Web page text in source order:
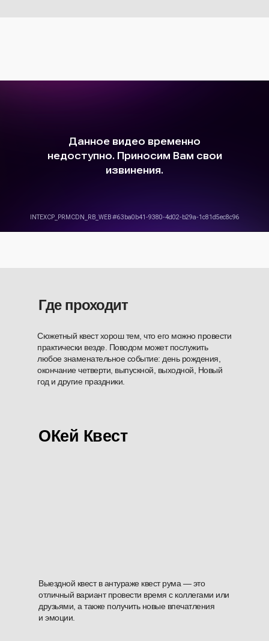
Выездной квест в антураже квест рума — это
отличный вариант провести время с коллегами или
друзьями, а также получить новые впечатления
и эмоции.
ОКей Квест
Сюжетный квест хорош тем, что его можно провести
практически везде. Поводом может послужить
любое знаменательное событие: день рождения,
окончание четверти, выпускной, выходной, Новый
год и другие праздники.
Где проходит